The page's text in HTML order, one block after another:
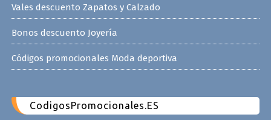
Vales descuento Zapatos y Calzado
Bonos descuento Joyería
Códigos promocionales Moda deportiva
CodigosPromocionales.ES